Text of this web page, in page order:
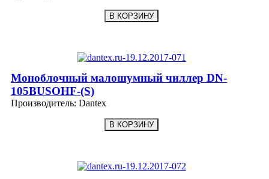
Моноблочный малошумный чиллер DN-
105BUSOHF-(S)
Производитель: Dantex